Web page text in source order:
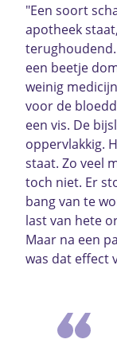
"Een soort
apotheek
een beetje
weinig
voor de
een vis. De
oppervlakkig.
staat. Zo veel
toch niet. Er
bang van te
last van hete
Maar na een
was dat effect